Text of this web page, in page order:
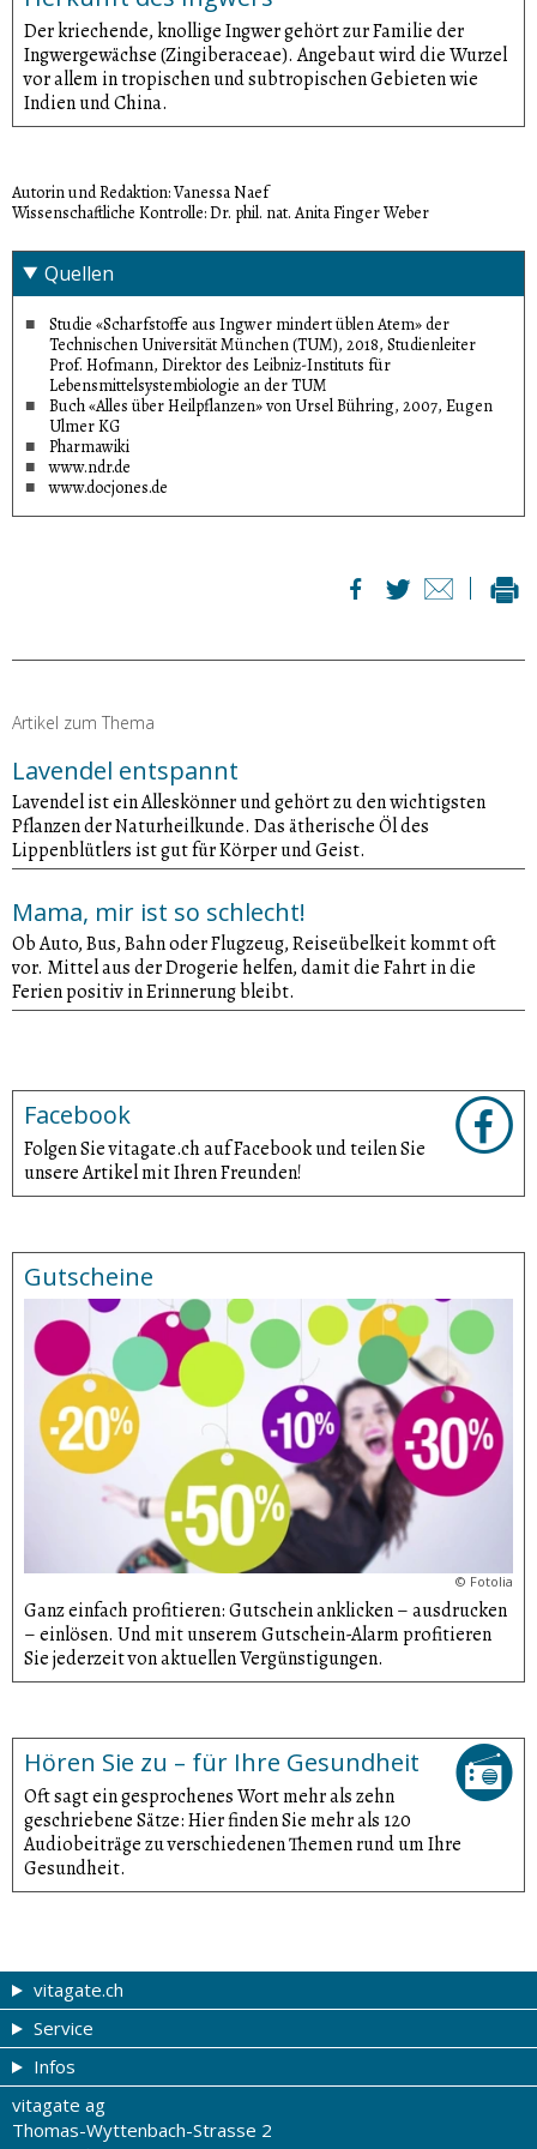
Der kriechende, knollige Ingwer gehört zur Familie der
Ingwergewächse (Zingiberaceae). Angebaut wird die Wurzel
vor allem in tropischen und subtropischen Gebieten wie
Indien und China.
Autorin und Redaktion: Vanessa Naef
Wissenschaftliche Kontrolle: Dr. phil. nat. Anita Finger Weber
Quellen
Studie «Scharfstoffe aus Ingwer mindert üblen Atem» der
Technischen Universität München (TUM), 2018, Studienleiter
Prof. Hofmann, Direktor des Leibniz-Instituts für
Lebensmittelsystembiologie an der TUM
Buch «Alles über Heilpflanzen» von Ursel Bühring, 2007, Eugen
Ulmer KG
Pharmawiki
www.ndr.de
www.docjones.de
Artikel zum Thema
Lavendel entspannt
Lavendel ist ein Alleskönner und gehört zu den wichtigsten
Pflanzen der Naturheilkunde. Das ätherische Öl des
Lippenblütlers ist gut für Körper und Geist.
Mama, mir ist so schlecht!
Ob Auto, Bus, Bahn oder Flugzeug, Reiseübelkeit kommt oft
vor. Mittel aus der Drogerie helfen, damit die Fahrt in die
Ferien positiv in Erinnerung bleibt.
Facebook
Folgen Sie vitagate.ch auf Facebook und teilen Sie
unsere Artikel mit Ihren Freunden!
Gutscheine
© Fotolia
Ganz einfach profitieren: Gutschein anklicken – ausdrucken
– einlösen. Und mit unserem Gutschein-Alarm profitieren
Sie jederzeit von aktuellen Vergünsti­gungen.
Hören Sie zu – für Ihre Gesundheit
Oft sagt ein gesprochenes Wort mehr als zehn
geschriebene Sätze: Hier finden Sie mehr als 120
Audiobeiträge zu verschiedenen Themen rund um Ihre
Gesundheit.
vitagate.ch
Gesund & schön
Themen von A-Z
Therapien von A-Z
Gesundheit zum Hören
Service
Gutscheine
Drogistenstern
Drogeriesuche
Infos
Impressum
Über uns
vitagate ag
Thomas-Wyttenbach-Strasse 2